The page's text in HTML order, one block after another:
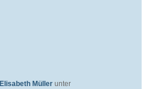
Elisabeth Müllerunter